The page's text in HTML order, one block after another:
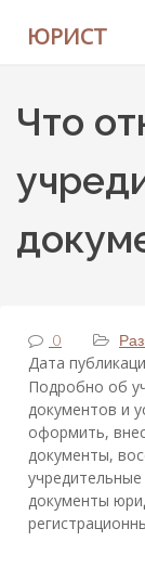
ЮРИСТ
Что
0
Дата
Подробно об
документов и
оформить,
документы,
документы